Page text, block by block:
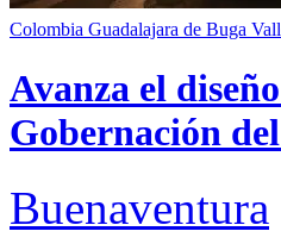
Colombia Guadalajara de Buga
Avanza el
Gobernación
Buenaventura